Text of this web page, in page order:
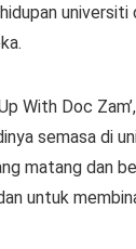
With Doc
semasa di
matang dan
untuk